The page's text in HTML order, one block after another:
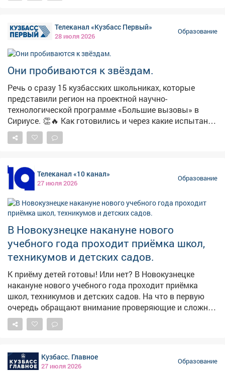
Укрытие есть, воду докупим, аптечки и указатели в
Вместимость укрытия - 557 человек, этого
достаточно. ‼️С начала учебного года проведём
обучение персонала, а после выхода детей -
практические учения. Будем отрабатывать чаще, чем
раньше. 🔷Проверил и детский сад №165 - 137 детей.
Таблички, аптечки, укрытия - всё готово.
Телеканал «Кузбасс Первый»
28 июля 2026
Образование
Они пробиваются к звёздам.
Речь о сразу 15 кузбасских школьниках, которые
представили регион на проектной научно-
технологической программе «Большие вызовы» в
Сириусе. 👏🔥 Как готовились и через какие испытания
прошли ребята - узнавали наши коллеги. #новости
#наука #юныеталанты
Телеканал «10 канал»
27 июля 2026
Образование
В Новокузнецке накануне нового
учебного года проходит приёмка школ,
техникумов и детских садов.
К приёму детей готовы! Или нет? В Новокузнецке
накануне нового учебного года проходит приёмка
школ, техникумов и детских садов. На что в первую
очередь обращают внимание проверяющие и сложно
ли соответствовать современным требованиям
дошкольным учреждениям, заинтересовалась наша
которая работает в Новоильинском районе.
#новости10канала
Кузбасс. Главное
27 июля 2026
Образование